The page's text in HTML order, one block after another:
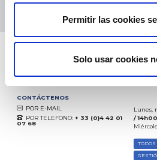
Permitir las cookies
Solo usar cookies
(desde 2018)
CONTÁCTENOS
POR E-MAIL
POR TELEFONO: + 33 (0)4 42 01
07 68
Lunes,
/
TODOS